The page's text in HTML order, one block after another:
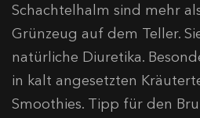
Schachtelhalm sind mehr
Grünzeug auf dem Teller.
natürliche Diuretika.
in kalt angesetzten
Smoothies. Tipp für den